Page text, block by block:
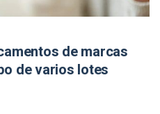
de marcas
de varios lotes